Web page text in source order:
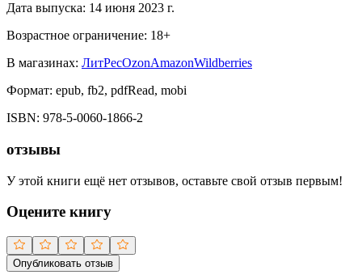
Дата выпуска: 14 июня 2023 г.
Возрастное ограничение: 18+
В магазинах: ЛитРесOzonAmazonWildberries
Формат: epub, fb2, pdfRead, mobi
ISBN: 978-5-0060-1866-2
отзывы
У этой книги ещё нет отзывов, оставьте свой отзыв первым!
Оцените книгу
Опубликовать отзыв